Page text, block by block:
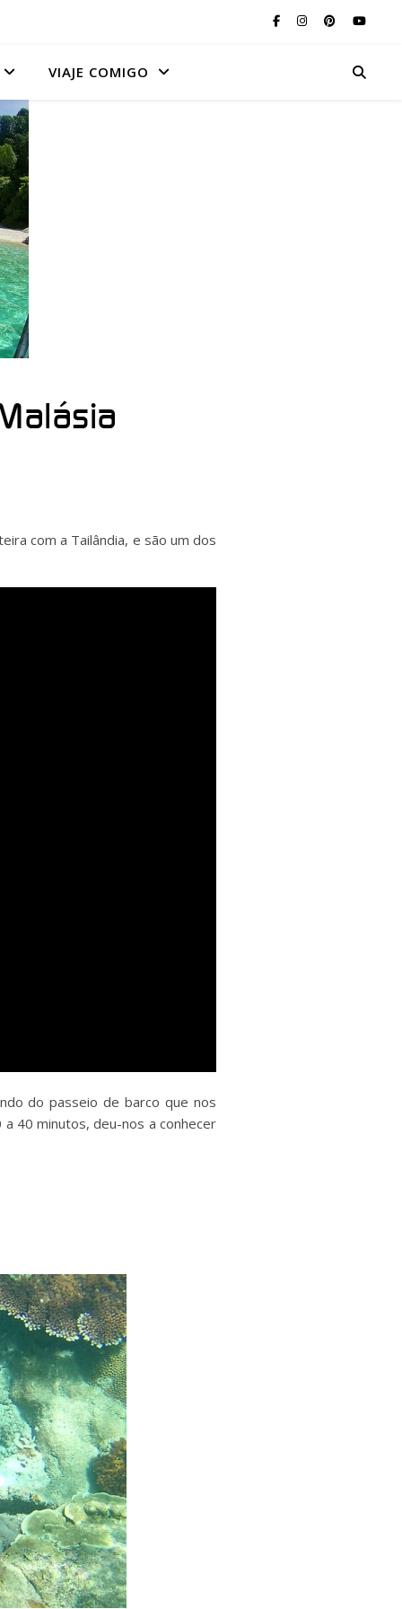
VIAJE COMIGO
com a Tailândia, e são um dos
do passeio de barco que nos
40 minutos, deu-nos a conhecer